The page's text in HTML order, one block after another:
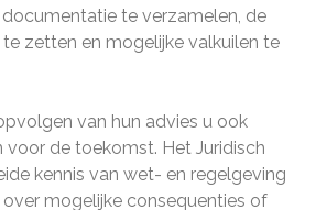
te verzamelen, de
zetten en mogelijke valkuilen te
van hun advies u ook
de toekomst. Het Juridisch
kennis van wet- en regelgeving
over mogelijke consequenties of